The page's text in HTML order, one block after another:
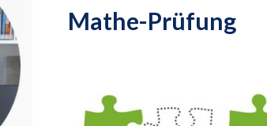
Mathe-Prüfung